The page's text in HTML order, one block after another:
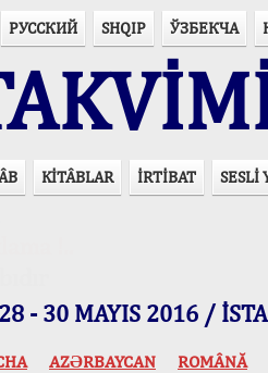
РУССКИЙ SHQIP ЎЗБЕКЧА
KİTÂBLAR İRTİBAT SESLİ
- 30 MAYIS 2016 /
AZӘRBAYCAN ROMÂNĂ